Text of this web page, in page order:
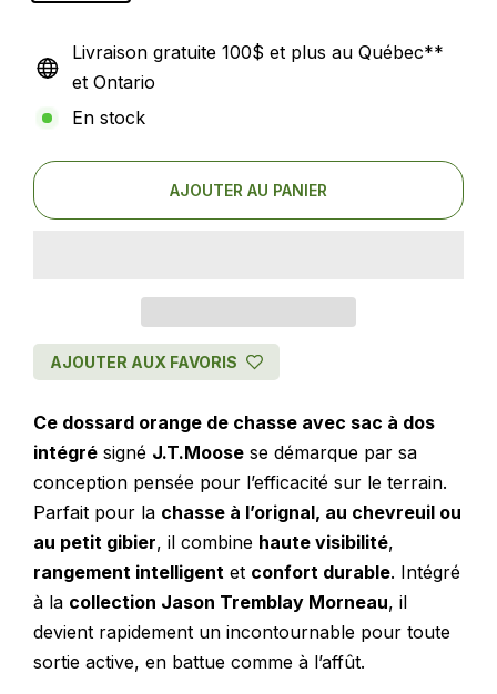
Livraison gratuite 100$ et plus au Québec**
et Ontario
En stock
AJOUTER AU PANIER
AJOUTER AUX FAVORIS
Ce dossard orange de chasse avec sac à dos
intégré signé J.T.Moose se démarque par sa
conception pensée pour l’efficacité sur le terrain.
Parfait pour la chasse à l’orignal, au chevreuil ou
au petit gibier, il combine haute visibilité,
rangement intelligent et confort durable. Intégré
à la collection Jason Tremblay Morneau, il
devient rapidement un incontournable pour toute
sortie active, en battue comme à l’affût.